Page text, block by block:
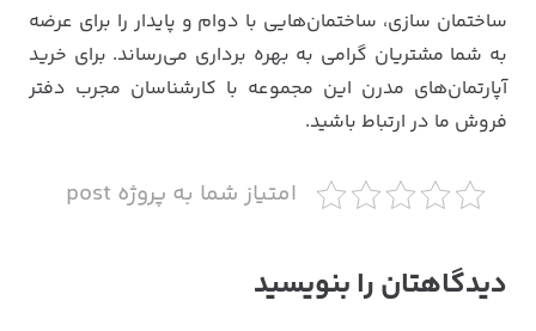
ساختمان سازی، ساختمان‌هایی با دوام و پایدار را برای عرضه
به شما مشتریان گرامی به بهره برداری می‌رساند. برای خرید
آپارتمان‌های مدرن این مجموعه با کارشناسان مجرب دفتر
فروش ما در ارتباط باشید.
امتیاز شما به پروژه post
دیدگاهتان را بنویسید